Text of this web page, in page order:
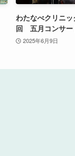
わたなべクリニ
回 五月コンサー
2025年6月9日